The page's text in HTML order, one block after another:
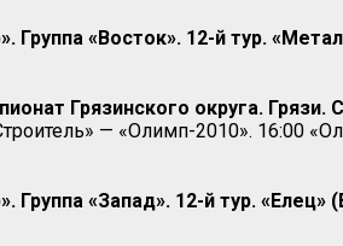
«Восток». 12-й тур.
Грязинского округа. Грязи.
— «Олимп-2010». 16:00
«Запад». 12-й тур. «Елец»